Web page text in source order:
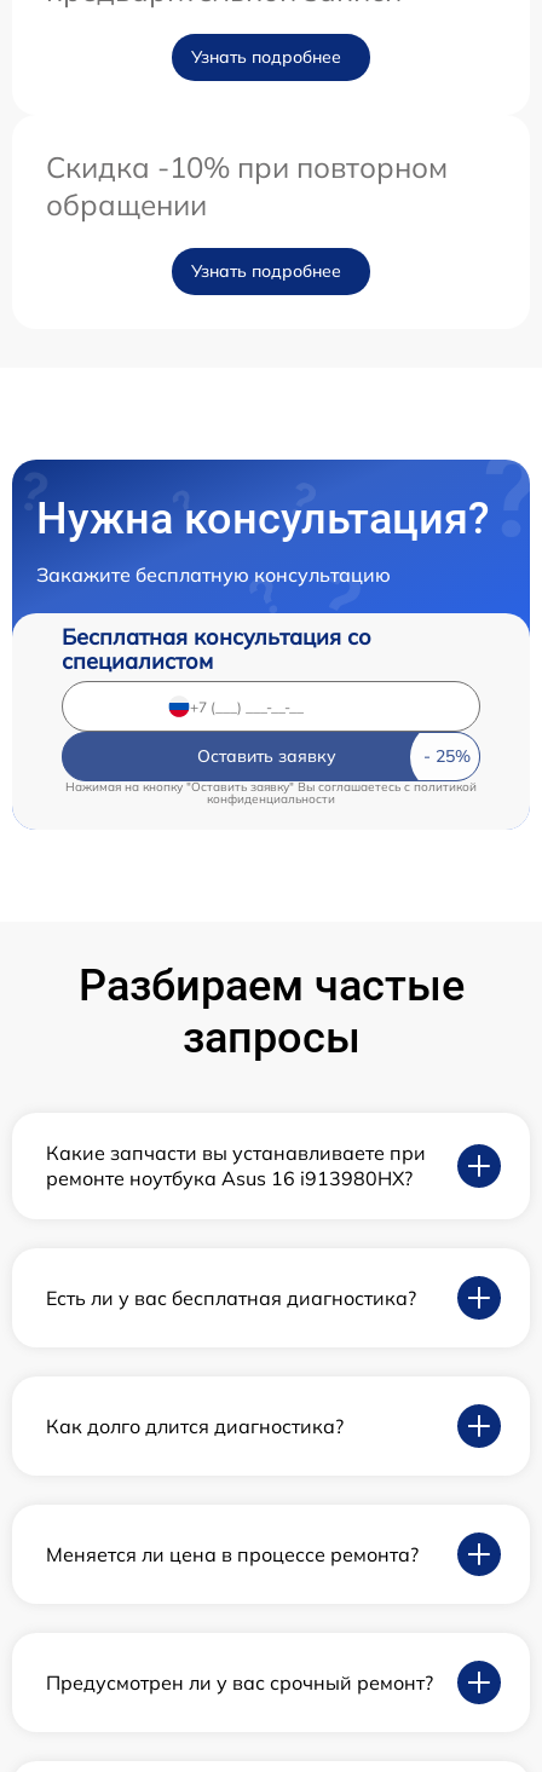
Узнать подробнее
Скидка -10% при повторном
обращении
Узнать подробнее
Нужна консультация?
Закажите бесплатную консультацию
Бесплатная консультация со
специалистом
Оставить заявку
Нажимая на кнопку "Оставить заявку" Вы соглашаетесь c политикой
конфиденциальности
Разбираем частые
запросы
Какие запчасти вы устанавливаете при
ремонте ноутбука Asus 16 i913980HX?
Есть ли у вас бесплатная диагностика?
Как долго длится диагностика?
Меняется ли цена в процессе ремонта?
Предусмотрен ли у вас срочный ремонт?